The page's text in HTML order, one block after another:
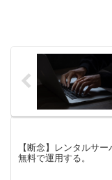
【断念】レンタルサ
無料で運用する。